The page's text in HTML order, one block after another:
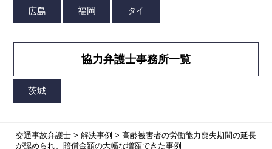
協力弁護士事務所一覧
交通事故弁護士> 解決事例 > 高齢被害者の労働能力喪失期間の延長
が認められ、賠償金額の大幅な増額できた事例